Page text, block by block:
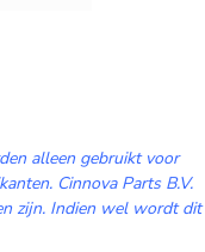
alleen gebruikt voor
Cinnova Parts B.V.
zijn. Indien wel wordt dit